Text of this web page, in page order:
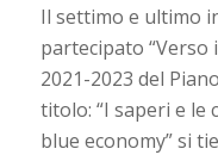
Il settimo e ultimo
partecipato “Verso
2021-2023 del
titolo: “I saperi e le
blue economy” si